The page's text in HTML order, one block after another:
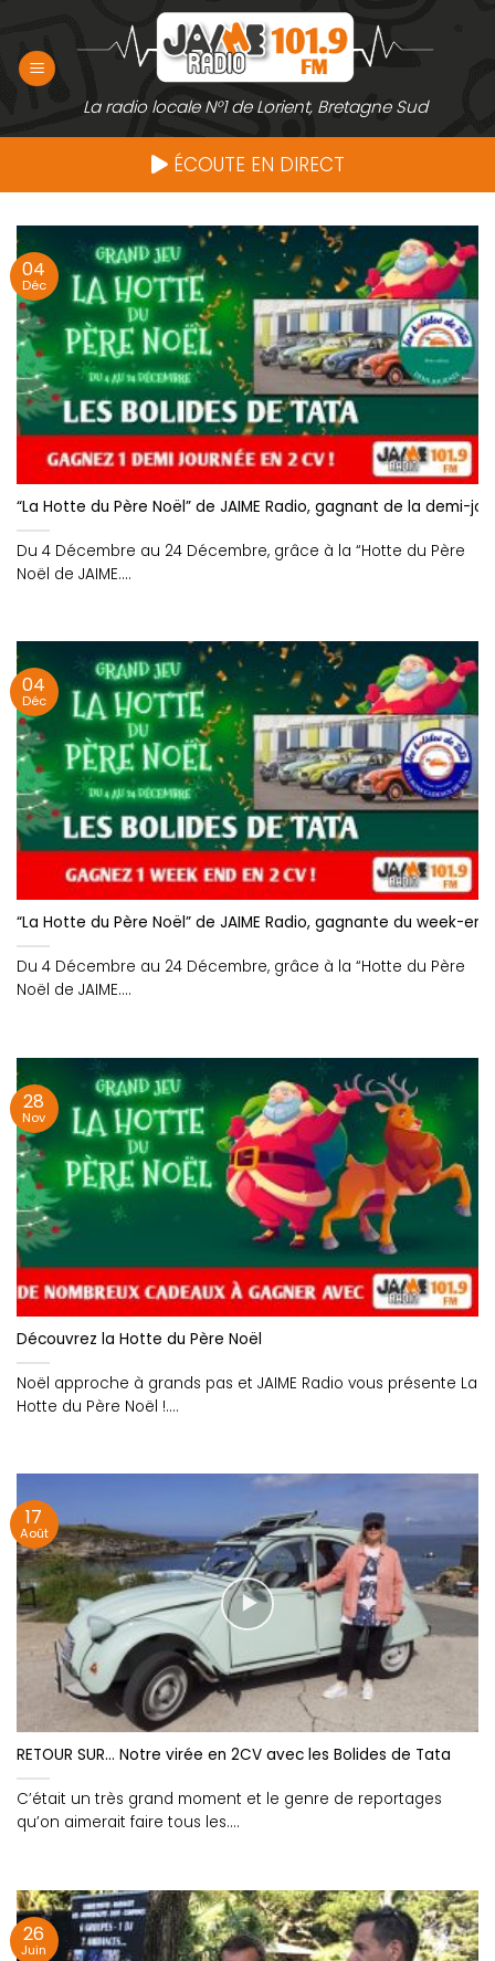
contenu
La radio locale N°1 de Lorient, Bretagne Sud
ÉCOUTE EN DIRECT
“La Hotte du Père Noël” de JAIME Radio, gagnant de la demi-
Du 4 Décembre au 24 Décembre, grâce à la “Hotte du Père
Noël de JAIME....
04
Déc
“La Hotte du Père Noël” de JAIME Radio, gagnante du week-
Du 4 Décembre au 24 Décembre, grâce à la “Hotte du Père
Noël de JAIME....
04
Déc
Découvrez la Hotte du Père Noël
Noël approche à grands pas et JAIME Radio vous présente La
Hotte du Père Noël !....
28
Nov
RETOUR SUR… Notre virée en 2CV avec les Bolides de Tata
C’était un très grand moment et le genre de reportages
qu’on aimerait faire tous les....
17
Août
26
Juin